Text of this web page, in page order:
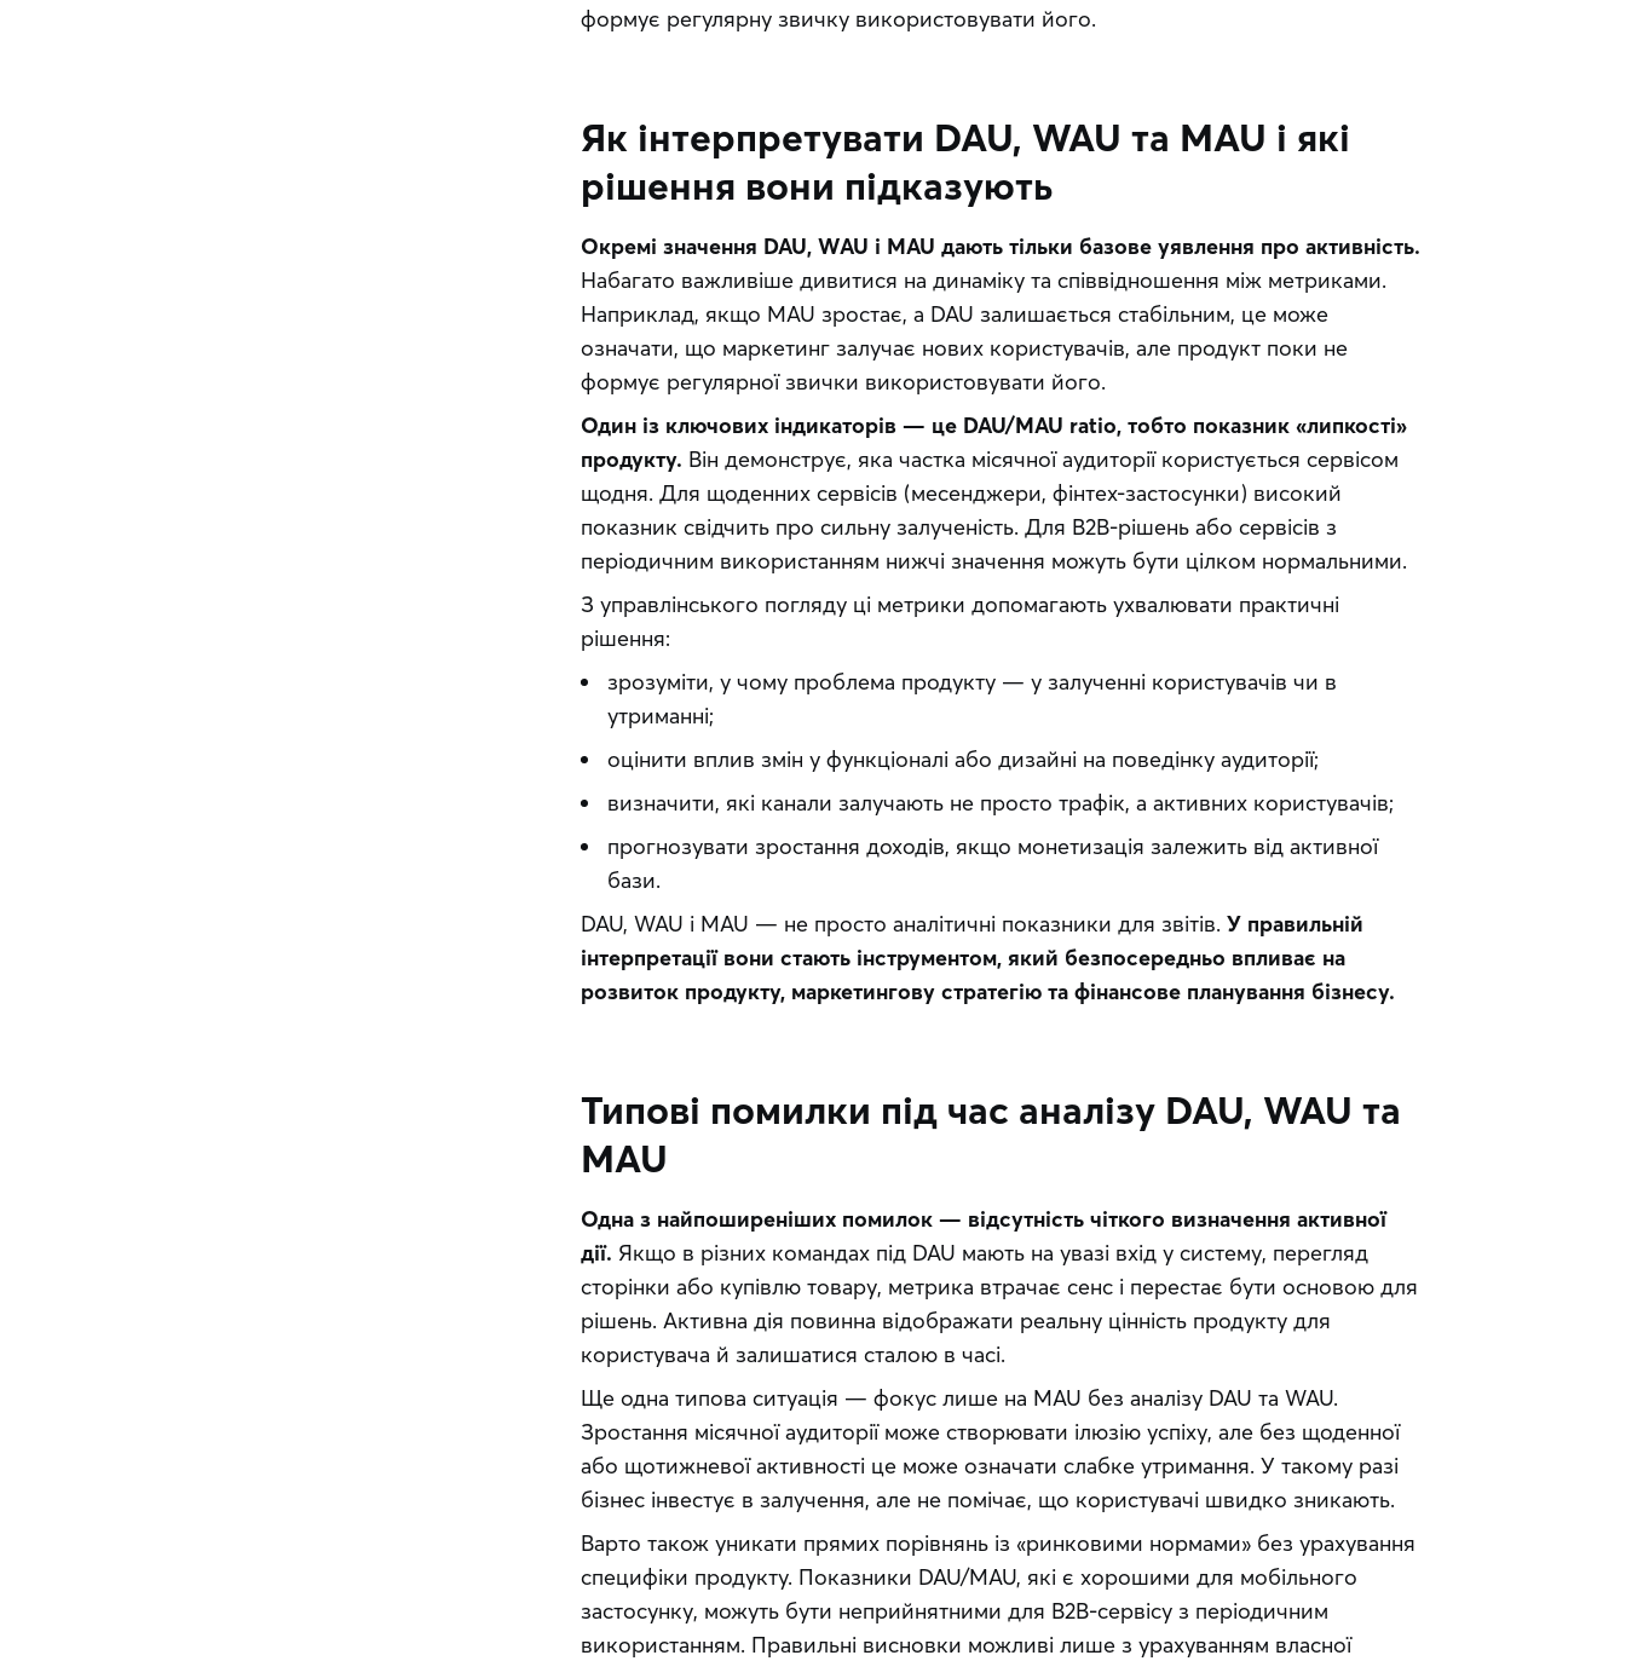
формує регулярну звичку використовувати його.
Як інтерпретувати DAU, WAU та MAU і які
рішення вони підказують
Окремі значення DAU, WAU і MAU дають тільки базове уявлення про активність.
Набагато важливіше дивитися на динаміку та співвідношення між метриками.
Наприклад, якщо MAU зростає, а DAU залишається стабільним, це може
означати, що маркетинг залучає нових користувачів, але продукт поки не
формує регулярної звички використовувати його.
Один із ключових індикаторів — це DAU/MAU ratio, тобто показник «липкості»
продукту. Він демонструє, яка частка місячної аудиторії користується сервісом
щодня. Для щоденних сервісів (месенджери, фінтех-застосунки) високий
показник свідчить про сильну залученість. Для B2B-рішень або сервісів з
періодичним використанням нижчі значення можуть бути цілком нормальними.
З управлінського погляду ці метрики допомагають ухвалювати практичні
рішення:
зрозуміти, у чому проблема продукту — у залученні користувачів чи в
утриманні;
оцінити вплив змін у функціоналі або дизайні на поведінку аудиторії;
визначити, які канали залучають не просто трафік, а активних користувачів;
прогнозувати зростання доходів, якщо монетизація залежить від активної
бази.
DAU, WAU і MAU — не просто аналітичні показники для звітів. У правильній
інтерпретації вони стають інструментом, який безпосередньо впливає на
розвиток продукту, маркетингову стратегію та фінансове планування бізнесу.
Типові помилки під час аналізу DAU, WAU та
MAU
Одна з найпоширеніших помилок — відсутність чіткого визначення активної
дії. Якщо в різних командах під DAU мають на увазі вхід у систему, перегляд
сторінки або купівлю товару, метрика втрачає сенс і перестає бути основою для
рішень. Активна дія повинна відображати реальну цінність продукту для
користувача й залишатися сталою в часі.
Ще одна типова ситуація — фокус лише на MAU без аналізу DAU та WAU.
Зростання місячної аудиторії може створювати ілюзію успіху, але без щоденної
або щотижневої активності це може означати слабке утримання. У такому разі
бізнес інвестує в залучення, але не помічає, що користувачі швидко зникають.
Варто також уникати прямих порівнянь із «ринковими нормами» без урахування
специфіки продукту. Показники DAU/MAU, які є хорошими для мобільного
застосунку, можуть бути неприйнятними для B2B-сервісу з періодичним
використанням. Правильні висновки можливі лише з урахуванням власної